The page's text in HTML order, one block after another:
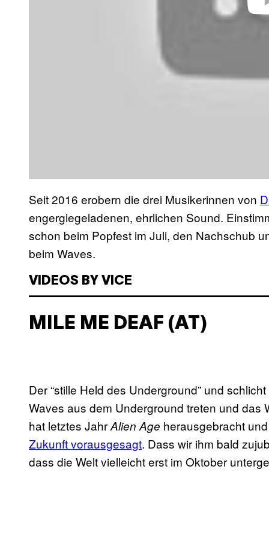
Seit 2016 erobern die drei Musikerinnen von
engergiegeladenen, ehrlichen Sound.
schon beim Popfest im Juli, den Nachschub
beim Waves.
VIDEOS BY VICE
MILE ME DEAF (AT)
Der “stille Held des Underground” und
Waves aus dem Underground treten und das
hat letztes JahrAlien Age herausgebracht
Zukunft vorausgesagt. Dass wir ihm bald
dass die Welt vielleicht erst im Oktober